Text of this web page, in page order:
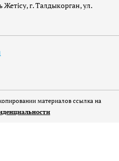
Жетісу, г. Талдыкорган, ул.
материалов ссылка на